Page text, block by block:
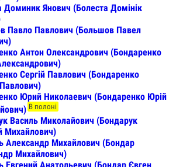
Доминик Янович (Болеста Домінік
Павло Павлович (Большов Павел
Антон Олександрович (Бондаренко
Сергій Павлович (Бондаренко
Юрий Николаевич (Бондаренко Юрій
В полоні
Василь Миколайович (Бондарук
Михайлович)
Александр Михайлович (Бондар
Михайлович)